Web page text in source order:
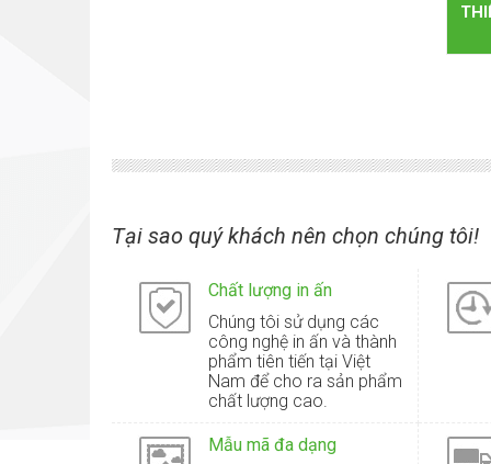
Tại sao quý khách nên chọn chúng tôi!
Chất lượng in ấn
Chúng tôi sử dụng các
công nghệ in ấn và thành
phẩm tiên tiến tại Việt
Nam để cho ra sản phẩm
chất lượng cao.
Mẫu mã đa dạng